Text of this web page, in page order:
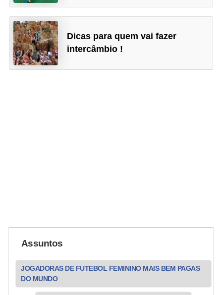
Dicas para quem vai fazer
intercâmbio !
Assuntos
JOGADORAS DE FUTEBOL FEMININO MAIS BEM PAGAS
DO MUNDO